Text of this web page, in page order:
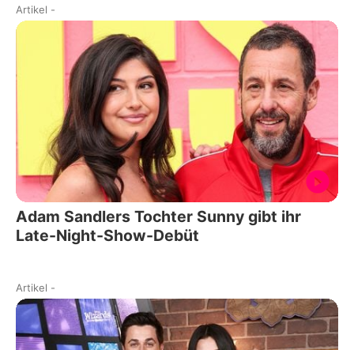
Artikel -
Adam Sandlers Tochter Sunny gibt ihr
Late-Night-Show-Debüt
Artikel -